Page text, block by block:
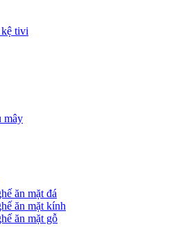
tivi
mây
ăn mặt đá
ăn mặt kính
ăn mặt gỗ